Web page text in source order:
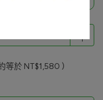
等於 NT$1,580 )